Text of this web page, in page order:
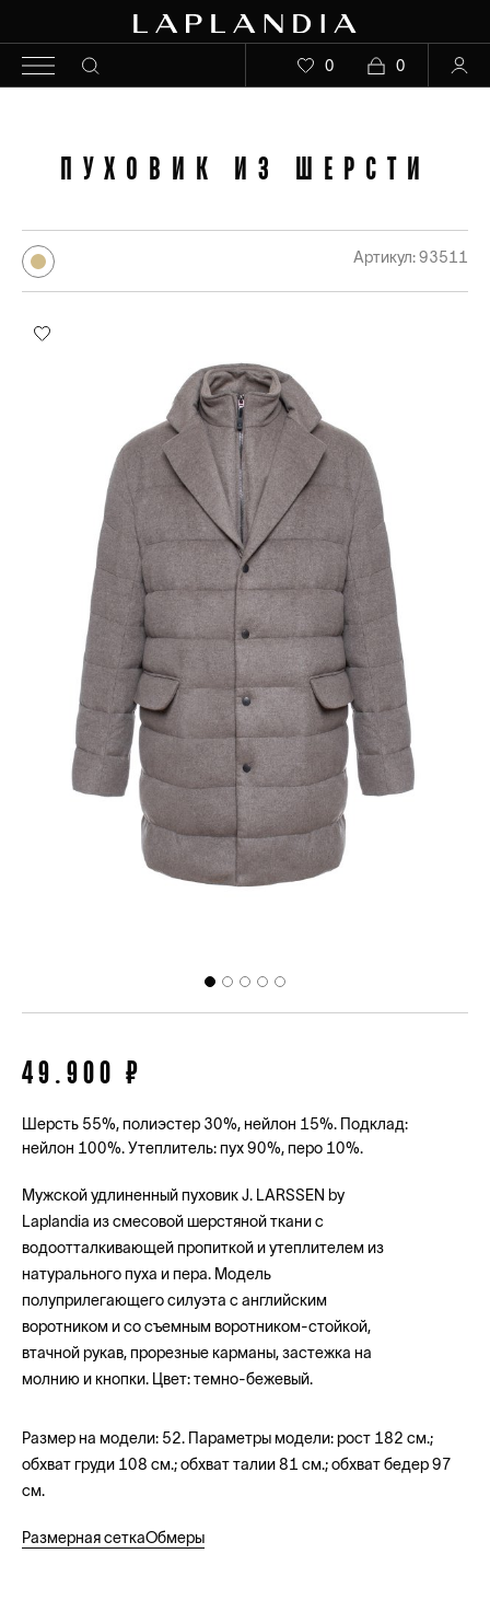
0 0
ПУХОВИК ИЗ ШЕРСТИ
Артикул: 93511
49.900 ₽
Шерсть 55%, полиэстер 30%, нейлон 15%. Подклад:
нейлон 100%. Утеплитель: пух 90%, перо 10%.
Мужской удлиненный пуховик J. LARSSEN by
Laplandia из смесовой шерстяной ткани с
водоотталкивающей пропиткой и утеплителем из
натурального пуха и пера. Модель
полуприлегающего силуэта с английским
воротником и со съемным воротником-стойкой,
втачной рукав, прорезные карманы, застежка на
молнию и кнопки. Цвет: темно-бежевый.
Размер на модели: 52. Параметры модели: рост 182 см.;
обхват груди 108 см.; обхват талии 81 см.; обхват бедер 97
см.
Размерная сеткаОбмеры